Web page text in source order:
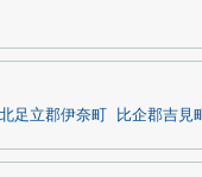
北足立郡伊奈町 比企郡吉見町